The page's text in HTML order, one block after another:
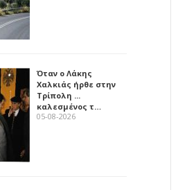
Όταν ο Λάκης
Χαλκιάς ήρθε στην
Τρίπολη ...
καλεσμένος τ…
05-08-2026